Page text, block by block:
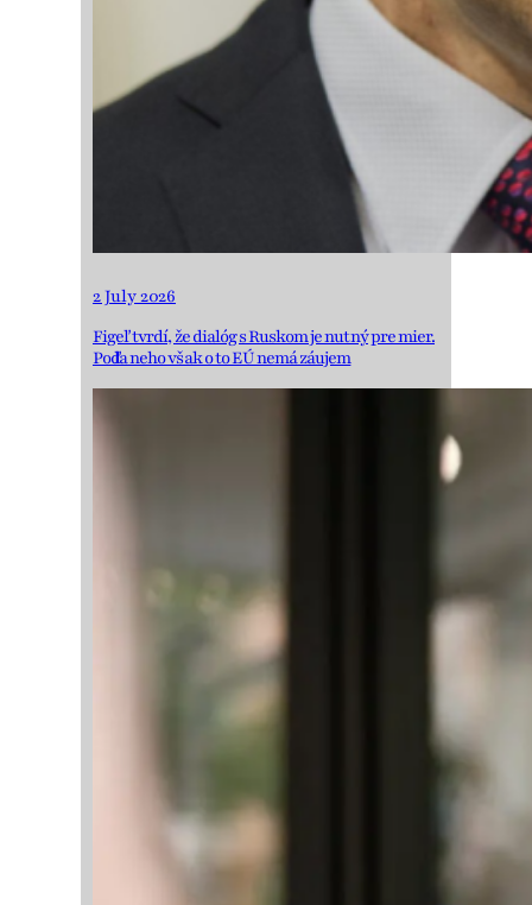
2 July 2026
Figeľ tvrdí, že dialóg s Ruskom je nutný pre mier.
Podľa neho však o to EÚ nemá záujem